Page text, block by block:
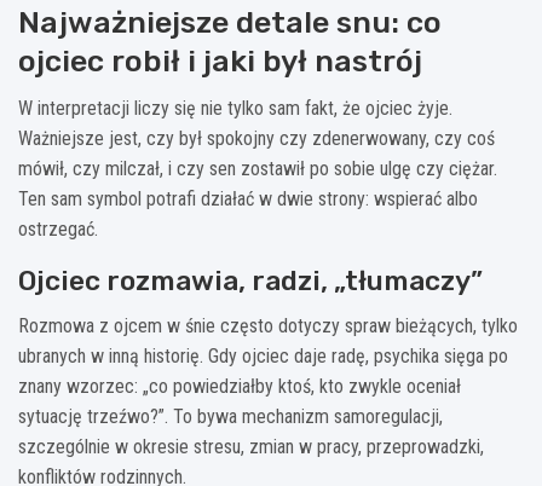
Najważniejsze detale snu: co
ojciec robił i jaki był nastrój
W interpretacji liczy się nie tylko sam fakt, że ojciec żyje.
Ważniejsze jest, czy był spokojny czy zdenerwowany, czy coś
mówił, czy milczał, i czy sen zostawił po sobie ulgę czy ciężar.
Ten sam symbol potrafi działać w dwie strony: wspierać albo
ostrzegać.
Ojciec rozmawia, radzi, „tłumaczy”
Rozmowa z ojcem w śnie często dotyczy spraw bieżących, tylko
ubranych w inną historię. Gdy ojciec daje radę, psychika sięga po
znany wzorzec: „co powiedziałby ktoś, kto zwykle oceniał
sytuację trzeźwo?”. To bywa mechanizm samoregulacji,
szczególnie w okresie stresu, zmian w pracy, przeprowadzki,
konfliktów rodzinnych.